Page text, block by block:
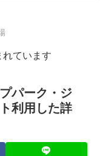
ています
パーク・ジ
利用した詳